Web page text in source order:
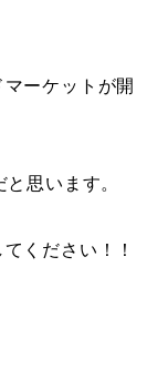
ーケットが開
思います。
ください！！